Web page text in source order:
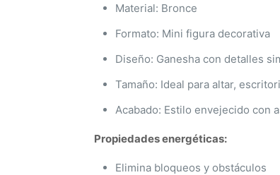
Material: Bronce
Formato: Mini figura decorativa
Diseño: Ganesha con detalles
Tamaño: Ideal para altar,
Acabado: Estilo envejecido con
Propiedades energéticas:
Elimina bloqueos y obstáculos